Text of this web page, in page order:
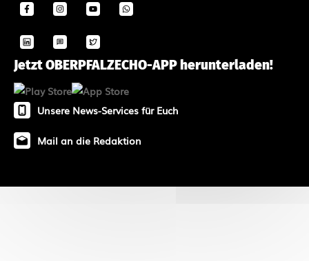
Jetzt OBERPFALZECHO-APP herunterladen!
Unsere News-Services für Euch
Mail an die Redaktion